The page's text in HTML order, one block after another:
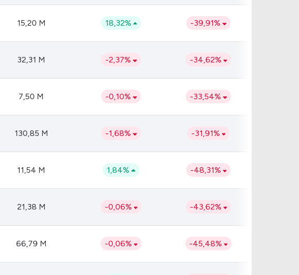
15,20 M 18,32% -39,91%
32,31 M -2,37% -34,62%
7,50 M -0,10% -33,54%
130,85 M -1,68% -31,91%
11,54 M 1,84% -48,31%
21,38 M -0,06% -43,62%
66,79 M -0,06% -45,48%